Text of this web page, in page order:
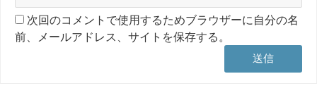
次回のコメントで使用するためブラウザーに自分の名
前、メールアドレス、サイトを保存する。